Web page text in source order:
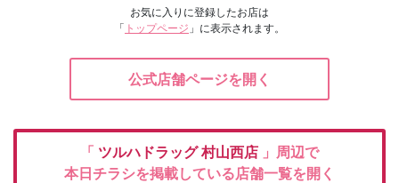
お気に入りに登録したお店は
「 トップページ 」に表示されます。
公式店舗ページを開く
「 ツルハドラッグ村山西店 」周辺で
本日チラシを掲載している店舗一覧を開く